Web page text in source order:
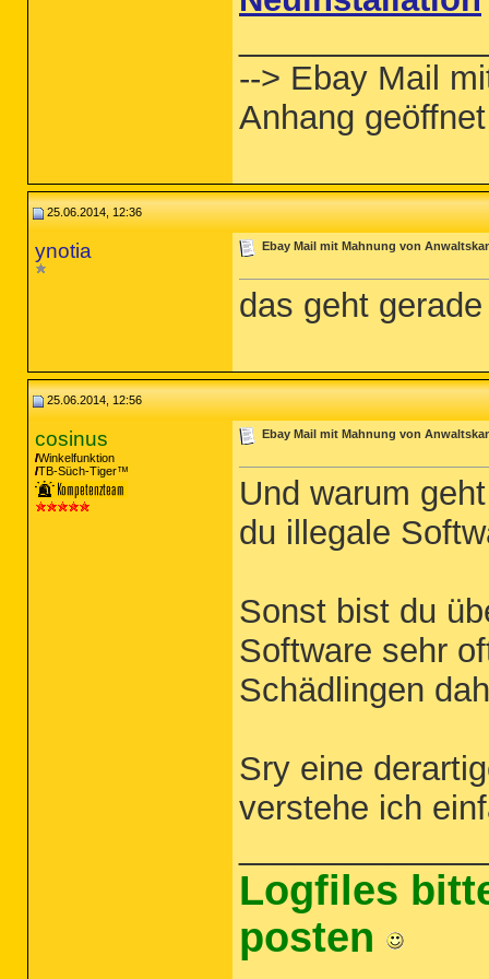
--> Ebay Mail
Anhang
25.06.2014, 12:36
ynotia Ebay Mail mit Mahnung von
das geht
25.06.2014, 12:56
cosinus
Winkelfunktion
TB-Süch-Tiger™
Ebay Mail mit Mahnung von
Und warum
du illegale
Sonst bist du
Software sehr
Schädlingen
Sry eine
verstehe ich
Logfiles
posten